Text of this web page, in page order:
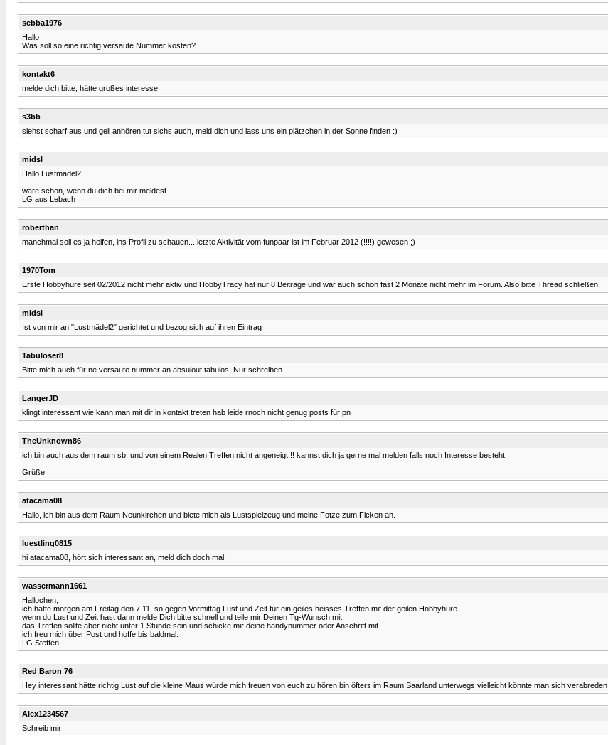
sebba1976
Hallo
Was soll so eine richtig versaute Nummer kosten?
kontakt6
melde dich bitte, hätte großes interesse
s3bb
siehst scharf aus und geil anhören tut sichs auch, meld dich und lass uns ein plätzchen in der Sonne finden :)
midsl
Hallo Lustmädel2,
wäre schön, wenn du dich bei mir meldest.
LG aus Lebach
roberthan
manchmal soll es ja helfen, ins Profil zu schauen....letzte Aktivität vom funpaar ist im Februar 2012 (!!!!) gewesen ;)
1970Tom
Erste Hobbyhure seit 02/2012 nicht mehr aktiv und HobbyTracy hat nur 8 Beiträge und war auch schon fast 2 Monate nicht mehr im Forum. Also bitte Thread schließen.
midsl
Ist von mir an "Lustmädel2" gerichtet und bezog sich auf ihren Eintrag
Tabuloser8
Bitte mich auch für ne versaute nummer an absulout tabulos. Nur schreiben.
LangerJD
klingt interessant wie kann man mit dir in kontakt treten hab leide rnoch nicht genug posts für pn
TheUnknown86
ich bin auch aus dem raum sb, und von einem Realen Treffen nicht angeneigt !! kannst dich ja gerne mal melden falls noch Interesse besteht
Grüße
atacama08
Hallo, ich bin aus dem Raum Neunkirchen und biete mich als Lustspielzeug und meine Fotze zum Ficken an.
luestling0815
hi atacama08, hört sich interessant an, meld dich doch mal!
wassermann1661
Hallochen,
ich hätte morgen am Freitag den 7.11. so gegen Vormittag Lust und Zeit für ein geiles heisses Treffen mit der geilen Hobbyhure.
wenn du Lust und Zeit hast dann melde Dich bitte schnell und teile mir Deinen Tg-Wunsch mit.
das Treffen sollte aber nicht unter 1 Stunde sein und schicke mir deine handynummer oder Anschrift mit.
ich freu mich über Post und hoffe bis baldmal.
LG Steffen.
Red Baron 76
Hey interessant hätte richtig Lust auf die kleine Maus würde mich freuen von euch zu hören bin öfters im Raum Saarland unterwegs vielleicht könnte man sich verabreden
Alex1234567
Schreib mir